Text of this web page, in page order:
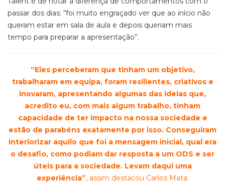
passar dos dias: “foi muito engraçado ver que ao início não
queram estar em sala de aula e depois queriam mais
tempo para preparar a apresentação”.
“Eles perceberam que tinham um objetivo,
trabalharam em equipa, foram resilientes, criativos e
inovaram, apresentando algumas das ideias que,
acredito eu, com mais algum trabalho, tinham
capacidade de ter impacto na nossa sociedade e
estão de parabéns exatamente por isso. Conseguiram
interiorizar aquilo que foi a mensagem inicial, qual era
o desafio, como podiam dar resposta a um ODS e ser
úteis para a sociedade. Levam daqui uma
experiência”, assim destacou Carlos Mata.